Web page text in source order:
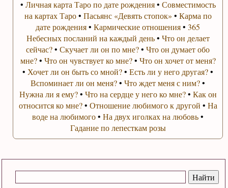
• Личная карта Таро по дате рождения• Совместимость
на картах Таро• Пасьянс «Девять стопок» • Карма по
дате рождения•Кармические отношения•365
Небесных посланий на каждый день• Что он делает
сейчас?•Скучает ли он по мне?•Что он думает обо
мне?• Что он чувствует ко мне?• Что он хочет от меня?
• Хочет ли он быть со мной?•Есть ли у него другая?•
Вспоминает ли он меня?•Что ждет меня с ним?•
Нужна ли я ему?• Что на сердце у него ко мне?• Как он
относится ко мне?• Отношение любимого к другой • На
воде на любимого•На двух иголках на любовь•
Гадание по лепесткам розы